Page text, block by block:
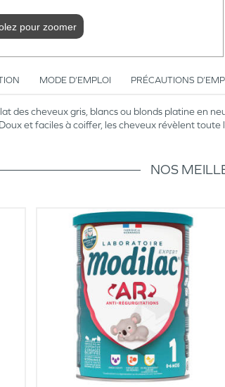
pour zoomer
MODE D’EMPLOI PRÉCAUTIONS
des cheveux gris, blancs ou blonds platine
et faciles à coiffer, les cheveux révèlent
NOS